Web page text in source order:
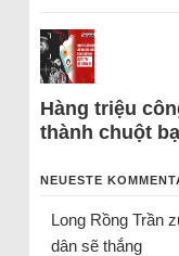
Hàng triệu
thành chuột
NEUESTE
Long Rồng Trần
dân sẽ thắng